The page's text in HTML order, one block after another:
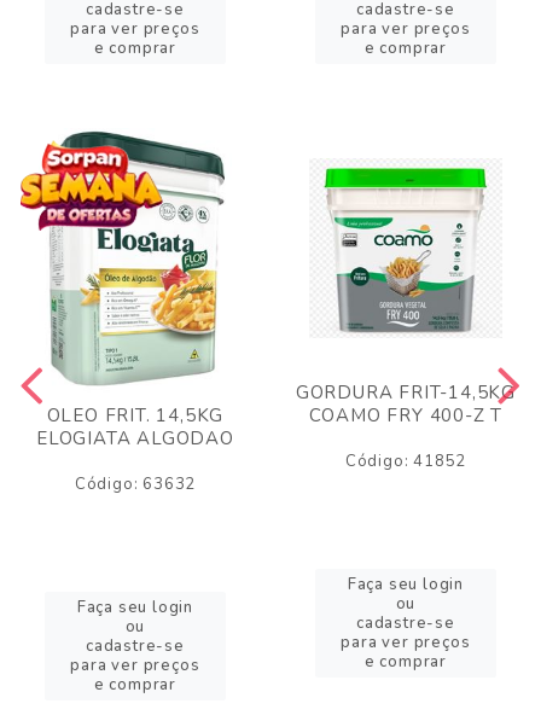
cadastre-se
para ver preços
e comprar
cadastre-se
para ver preços
e comprar
OLEO FRIT. 14,5KG
ELOGIATA ALGODAO
Código: 63632
Faça seu login
ou
cadastre-se
para ver preços
e comprar
GORDURA FRIT-14,5KG
COAMO FRY 400-Z T
Código: 41852
Faça seu login
ou
cadastre-se
para ver preços
e comprar